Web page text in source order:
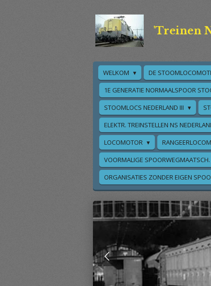
'Treinen
WELKOM DE
1E GENERATIE NORMAALSPOOR
STOOMLOCS NEDERLAND III
ELEKTR. TREINSTELLEN NS
LOCOMOTOR
VOORMALIGE SPOORWEGMAATSCH.
ORGANISATIES ZONDER EIGEN